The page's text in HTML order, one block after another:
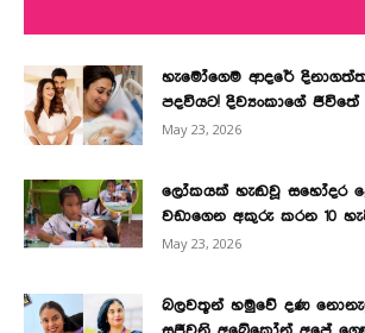
හැමෝගෙම ආදරේ
පදවියට! දිව්‍යංකාගේ
May 23, 2026
ලෝකයක් හැඬවූ සහෝදර
වඩාගෙන අකුරු කරන 10
May 23, 2026
බලවතූන් හමුවේ දණ